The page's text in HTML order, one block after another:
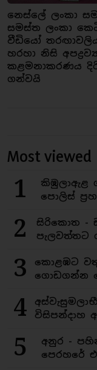
නෙස්ලේ ලංකා
සමස්ත ලංකා
වීඩියෝ
හරහා නිසි අපද්‍රව්‍ය
කළමනාකරණය
ගන්වයි
Most viewed
1
කිඹුලාඇළ
පොලිස්
2
සිරිකොත -
පැලවත්තට
3
කොළඹට
ගොඩගන්න
4
විසිපන්දාහ
5
අනුර -
පෙරහරේ